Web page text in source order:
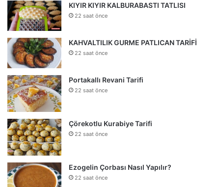
KIYIR KIYIR KALBURABASTI TATLISI
22 saat önce
KAHVALTILIK GURME PATLICAN TARİFİ
22 saat önce
Portakallı Revani Tarifi
22 saat önce
Çörekotlu Kurabiye Tarifi
22 saat önce
Ezogelin Çorbası Nasıl Yapılır?
22 saat önce